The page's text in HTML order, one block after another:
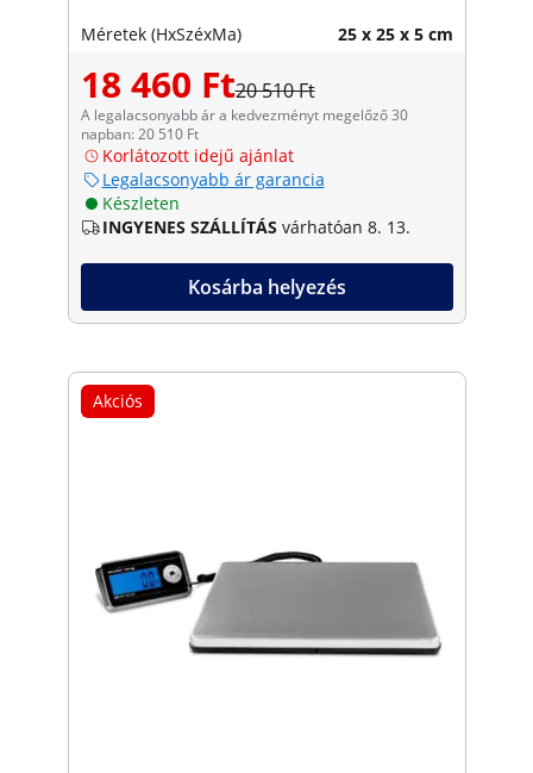
Méretek (HxSzéxMa) 25 x 25 x 5 cm
18 460 Ft20 510 Ft
A legalacsonyabb ár a kedvezményt megelőző 30
napban: 20 510 Ft
Korlátozott idejű ajánlat
Legalacsonyabb ár garancia
Készleten
INGYENES SZÁLLÍTÁS várhatóan 8. 13.
Kosárba helyezés
Akciós